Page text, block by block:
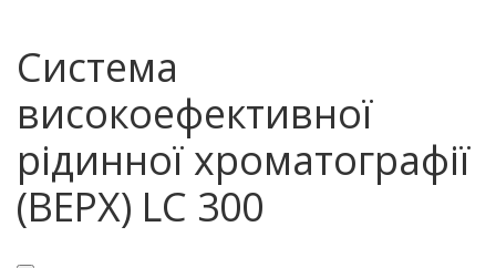
Система
високоефективної
рідинної хроматографії
(ВЕРХ) LC 300